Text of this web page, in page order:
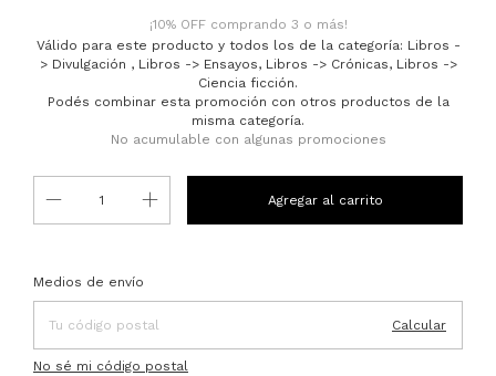
¡10% OFF comprando 3 o más!
Válido para este producto y todos los de la categoría: Libros -
> Divulgación , Libros -> Ensayos, Libros -> Crónicas, Libros ->
Ciencia ficción.
Podés combinar esta promoción con otros productos de la
misma categoría.
No acumulable con algunas promociones
Entregas para el CP:
Medios de envío
Calcular
No sé mi código postal